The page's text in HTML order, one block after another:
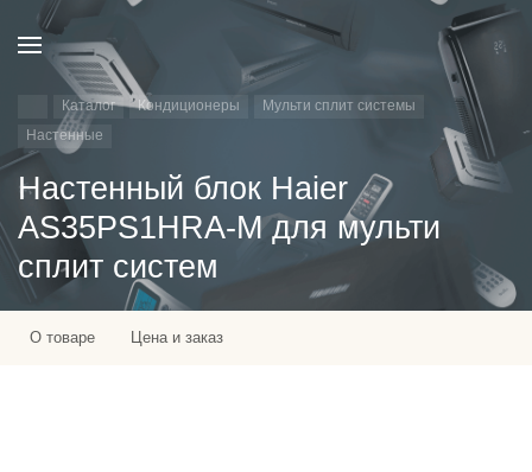
Каталог Кондиционеры
Мульти сплит системы
Настенные
Настенный блок Haier
AS35PS1HRA-M для мульти
сплит систем
О товаре Цена и заказ